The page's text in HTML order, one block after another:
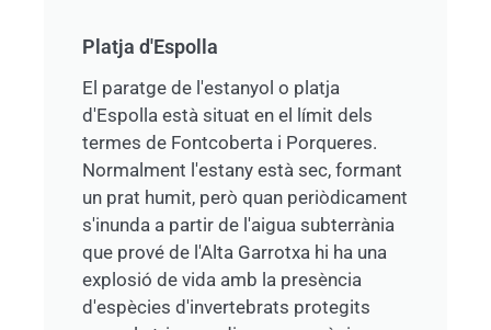
Platja d'Espolla​
El paratge de l'estanyol o platja
d'Espolla està situat en el límit dels
termes de Fontcoberta i Porqueres.
Normalment l'estany està sec, formant
un prat humit, però quan periòdicament
s'inunda a partir de l'aigua subterrània
que prové de l'Alta Garrotxa hi ha una
explosió de vida amb la presència
d'espècies d'invertebrats protegits